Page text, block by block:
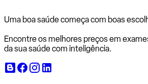
Uma boa saúde começa com boas
Encontre os melhores preços em
da sua saúde com inteligência.